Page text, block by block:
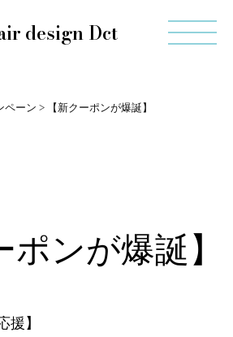
design Dct
ペーン > 【新クーポンが爆誕】
ポンが爆誕】
援】